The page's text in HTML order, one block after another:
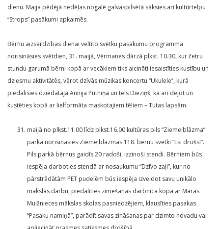
dienu. Maija pēdējā nedēļas nogalē galvaspilsētā sāksies arī kultūrtelpu
“Strops” pasākumi apkaimēs.
Bērnu aizsardzības dienai veltīto svētku pasākumu programma
norisināsies svētdien, 31. maijā, Vērmanes dārzā plkst. 10.30, kur četru
stundu garumā bērni kopā ar vecākiem tiks aicināti iesaistīties kustību un
dziesmu aktivitātēs, vērot dzīvās mūzikas koncertu “Ukulele”, kurā
piedalīsies dziedātāja Annija Putniņa un tēls Dieziņš, kā arī dejot un
kustēties kopā ar lielformāta maskotajiem tēliem – Tutas lapsām.
maijā no plkst.11.00 līdz plkst.16.00 kultūras pils “Ziemeļblāzma”
parkā norisināsies Ziemeļblāzmas 118. bērnu svētki “Esi drošs!”.
Pils parkā bērnus gaidīs 20 radoši, izzinoši stendi. Bērniem būs
iespēja darboties stendā ar nosaukumu “Dzīvo zaļi”, kur no
pārstrādātām PET pudelēm būs iespēja izveidot savu unikālo
mākslas darbu, piedalīties zīmēšanas darbnīcā kopā ar Māras
Muižnieces mākslas skolas pasniedzējiem, klausīties pasakas
“Pasaku namiņā”, parādīt savas zināšanas par dzimto novadu vai